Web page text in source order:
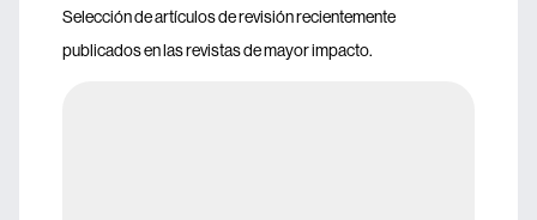
Selección de artículos de revisión recientemente
publicados en las revistas de mayor impacto.